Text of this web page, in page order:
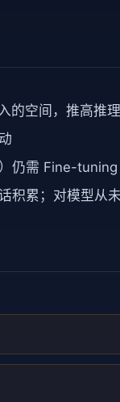
的空间，推高推
仍需 Fine-tuning
积累；对模型从